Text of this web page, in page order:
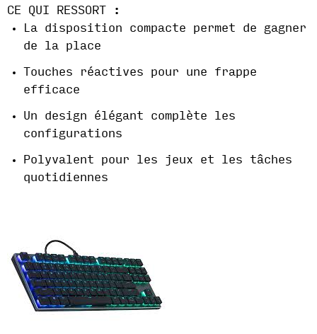
CE QUI RESSORT :
La disposition compacte permet de gagner
de la place
Touches réactives pour une frappe
efficace
Un design élégant complète les
configurations
Polyvalent pour les jeux et les tâches
quotidiennes